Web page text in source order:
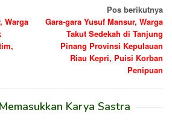
Warga
Pos berikutnya
Gara-gara Yusuf Mansur, Warga
Takut Sedekah di Tanjung
Pinang Provinsi Kepulauan
Riau Kepri, Puisi Korban
Penipuan
Karya Sastra